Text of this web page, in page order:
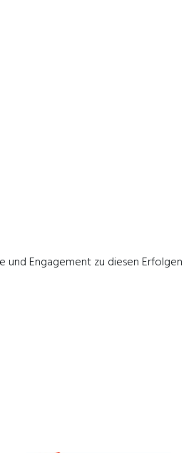
und Engagement zu diesen